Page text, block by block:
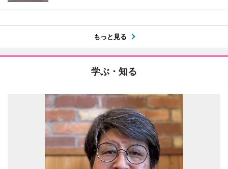
もっと見る
学ぶ・知る